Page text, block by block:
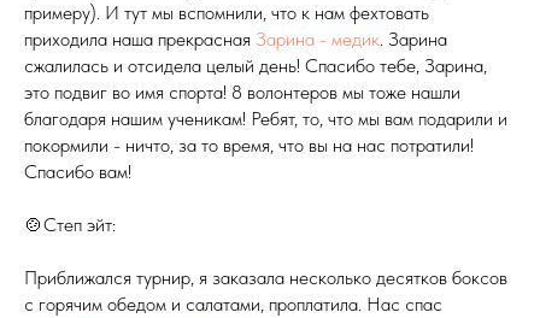
примеру). И тут мы вспомнили, что к нам фехтовать
приходила наша прекрасная Зарина - медик. Зарина
сжалилась и отсидела целый день! Спасибо тебе, Зарина,
это подвиг во имя спорта! 8 волонтеров мы тоже нашли
благодаря нашим ученикам! Ребят, то, что мы вам подарили и
покормили - ничто, за то время, что вы на нас потратили!
Спасибо вам!
🍲Степ эйт:
Приближался турнир, я заказала несколько десятков боксов
с горячим обедом и салатами, проплатила. Нас спас